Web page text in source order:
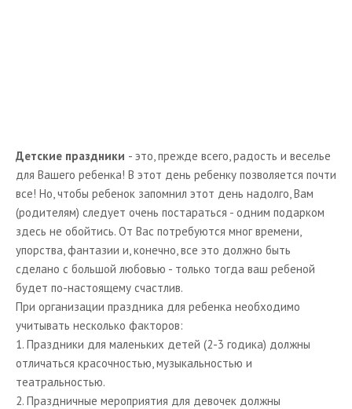
Каталог подарков
Детские праздники - это, прежде всего, радость и веселье
для Вашего ребенка! В этот день ребенку позволяется почти
все! Но, чтобы ребенок запомнил этот день надолго, Вам
(родителям) следует очень постараться - одним подарком
здесь не обойтись. От Вас потребуются мног времени,
упорства, фантазии и, конечно, все это должно быть
сделано с большой любовью - только тогда ваш ребеной
будет по-настоящему счастлив.
При организации праздника для ребенка необходимо
учитывать несколько факторов:
1. Праздники для маленьких детей (2-3 годика) должны
отличаться красочностью, музыкальностью и
театральностью.
2. Праздничные мероприятия для девочек должны